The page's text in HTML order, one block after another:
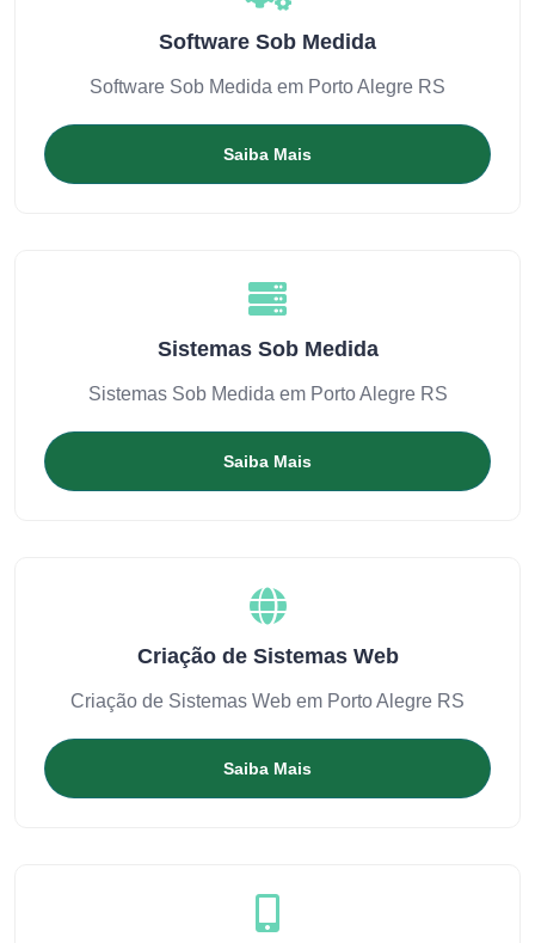
Software Sob Medida
Software Sob Medida em Porto Alegre RS
Saiba Mais
Sistemas Sob Medida
Sistemas Sob Medida em Porto Alegre RS
Saiba Mais
Criação de Sistemas Web
Criação de Sistemas Web em Porto Alegre RS
Saiba Mais